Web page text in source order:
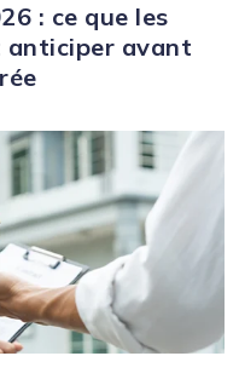
: ce que les
anticiper avant